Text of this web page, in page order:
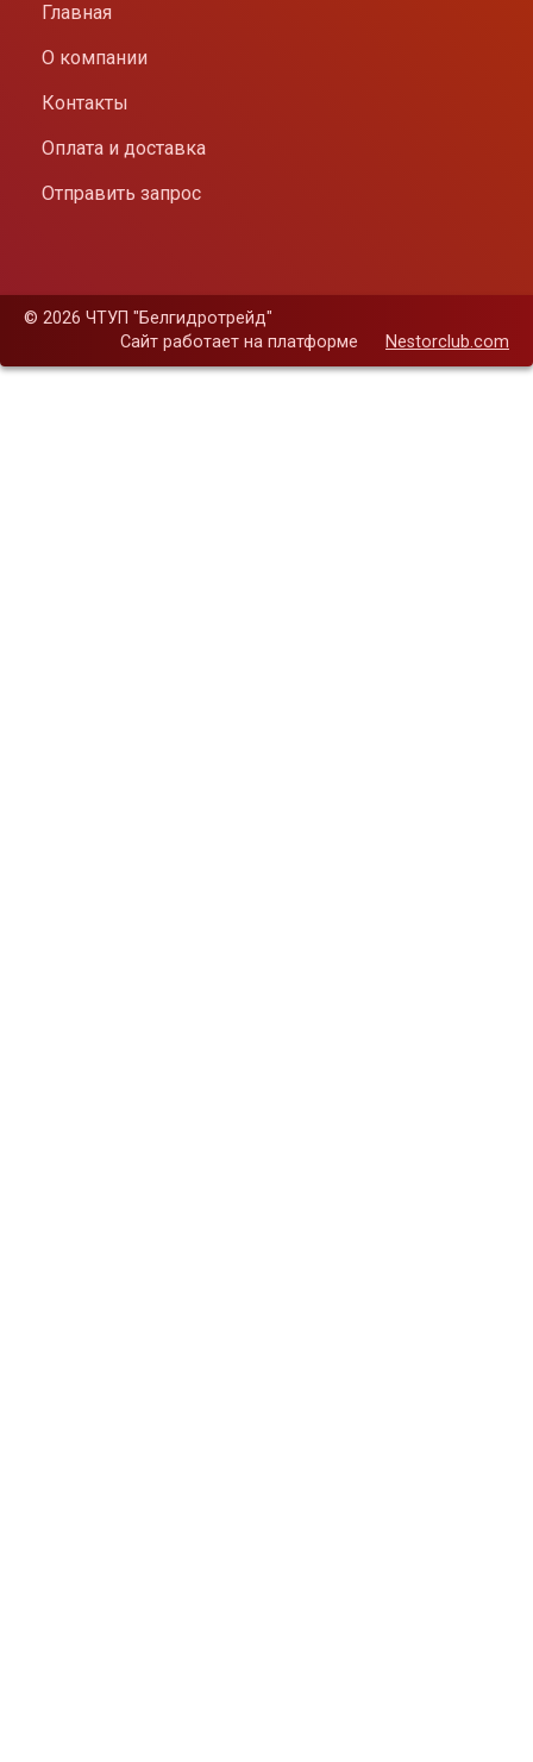
Главная
О компании
Контакты
Оплата и доставка
Отправить запрос
© 2026 ЧТУП "Белгидротрейд"
Сайт работает на платформе
Nestorclub.com